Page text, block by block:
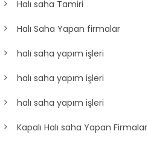
Halı saha Tamiri
Halı Saha Yapan firmalar
halı saha yapım işleri
halı saha yapım işleri
halı saha yapım işleri
Kapalı Halı saha Yapan Firmalar